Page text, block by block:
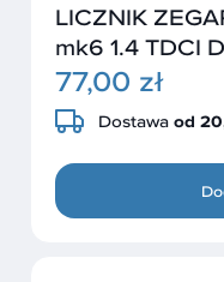
LICZNIK
mk6 1.4 TDCI
77,00 zł
Dostawa od